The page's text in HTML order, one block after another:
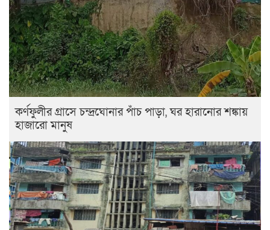
কর্ণফুলীর গ্রাসে চন্দ্রঘোনার পাঁচ পাড়া, ঘর হারানোর শঙ্কায়
হাজারো মানুষ